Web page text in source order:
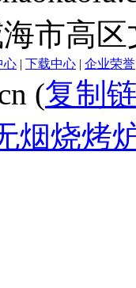
市高区
心 | 下载中心 | 企业荣誉
(复制
烟烧烤